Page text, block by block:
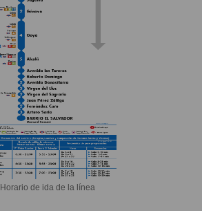
Horario de ida de la línea